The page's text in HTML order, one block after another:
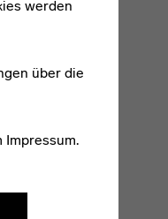
werden
über die
Impressum.